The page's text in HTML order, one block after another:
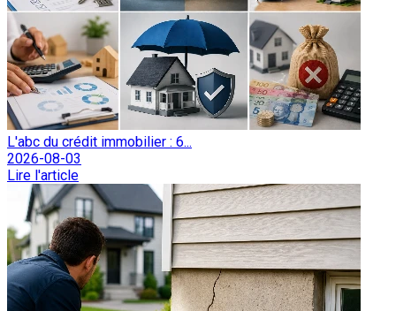
L'abc du crédit immobilier : 6...
2026-08-03
Lire l'article